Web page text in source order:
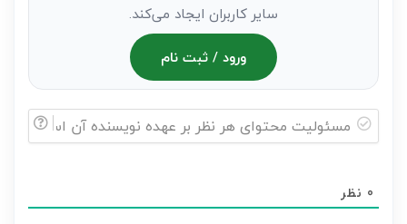
سایر کاربران ایجاد می‌کند.
ورود / ثبت نام
هر
0 نظر